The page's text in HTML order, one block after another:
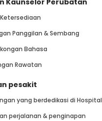
Kaunselor Perubatan
Panggilan & Sembang
Bahasa
Rawatan
pesakit
yang berdedikasi di Hospital
perjalanan & penginapan